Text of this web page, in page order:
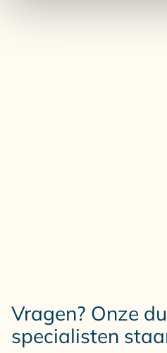
Vragen? Onze
specialisten